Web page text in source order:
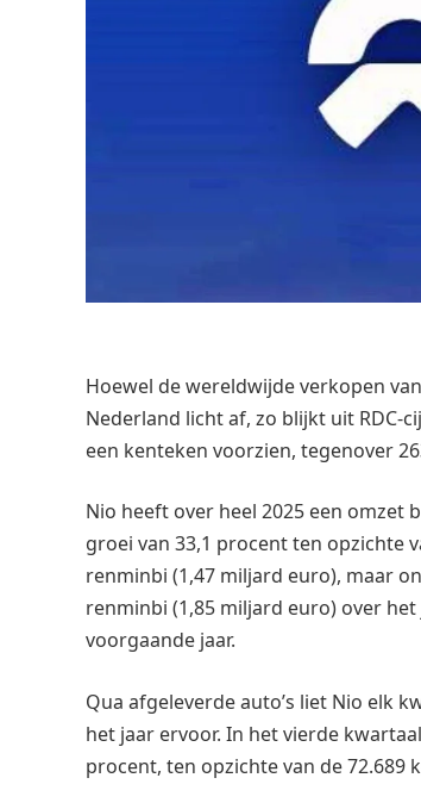
Hoewel de wereldwijde verkopen
Nederland licht af, zo blijkt uit RDC-
een kenteken voorzien, tegenover
Nio heeft over heel 2025 een omzet
groei van 33,1 procent ten opzichte
renminbi (1,47 miljard euro), maar
renminbi (1,85 miljard euro) over
voorgaande jaar.
Qua afgeleverde auto’s liet Nio elk
het jaar ervoor. In het vierde
procent, ten opzichte van de